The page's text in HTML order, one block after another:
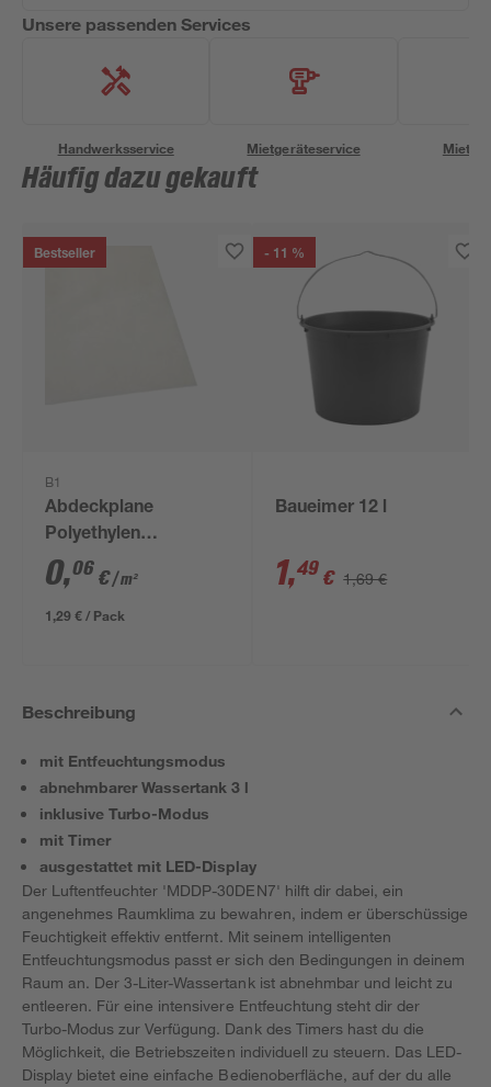
Unsere passenden Services
Handwerksservice Mietgeräteservice
Häufig dazu gekauft
Bestseller
B1
Abdeckplane
Polyethylen
transparent 4 x 5 m
0,06 €/ m²
1,29 € / Pack
- 11 %
Baueimer 12 l
1,49 € 1,69 €
Beschreibung
mit Entfeuchtungsmodus
abnehmbarer Wassertank 3 l
inklusive Turbo-Modus
mit Timer
ausgestattet mit LED-Display
Der Luftentfeuchter 'MDDP-30DEN7' hilft dir dabei, ein
angenehmes Raumklima zu bewahren, indem er überschüssige
Feuchtigkeit effektiv entfernt. Mit seinem intelligenten
Entfeuchtungsmodus passt er sich den Bedingungen in deinem
Raum an. Der 3-Liter-Wassertank ist abnehmbar und leicht zu
entleeren. Für eine intensivere Entfeuchtung steht dir der
Turbo-Modus zur Verfügung. Dank des Timers hast du die
Möglichkeit, die Betriebszeiten individuell zu steuern. Das LED-
Display bietet eine einfache Bedienoberfläche, auf der du alle